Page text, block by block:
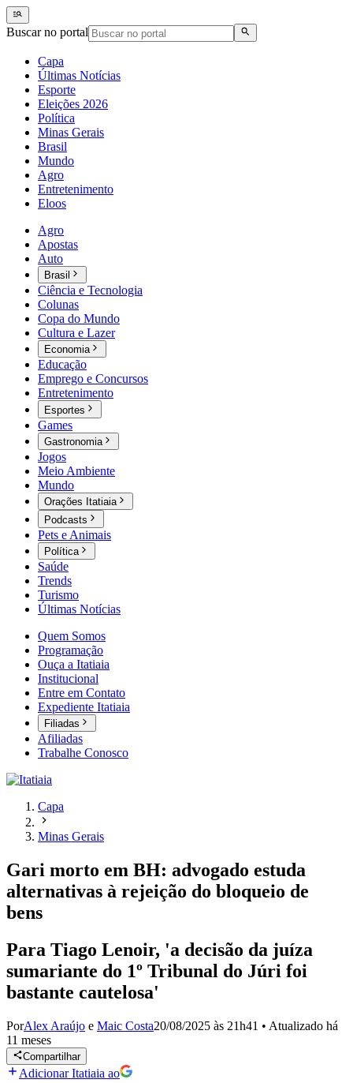
Buscar no portal
Capa
Últimas Notícias
Esporte
Eleições 2026
Política
Minas Gerais
Brasil
Mundo
Agro
Entretenimento
Eloos
Agro
Apostas
Auto
Brasil
Ciência e Tecnologia
Colunas
Copa do Mundo
Cultura e Lazer
Economia
Educação
Emprego e Concursos
Entretenimento
Esportes
Games
Gastronomia
Jogos
Meio Ambiente
Mundo
Orações Itatiaia
Podcasts
Pets e Animais
Política
Saúde
Trends
Turismo
Últimas Notícias
Quem Somos
Programação
Ouça a Itatiaia
Institucional
Entre em Contato
Expediente Itatiaia
Filiadas
Afiliadas
Trabalhe Conosco
Capa
Minas Gerais
Gari morto em BH: advogado estuda
alternativas à rejeição do bloqueio de
bens
Para Tiago Lenoir, 'a decisão da juíza
sumariante do 1º Tribunal do Júri foi
bastante cautelosa'
PorAlex Araújo e Maic Costa20/08/2025 às 21h41 • Atualizado há
11 meses
Compartilhar
Adicionar Itatiaia ao